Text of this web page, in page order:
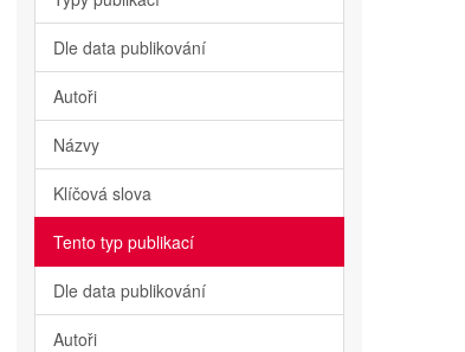
Dle data publikování
Autoři
Názvy
Klíčová slova
Tento typ publikací
Dle data publikování
Autoři